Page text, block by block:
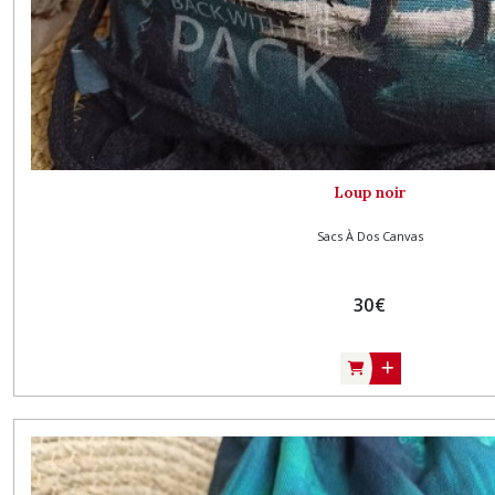
Loup noir
Sacs À Dos Canvas
30€
Sacs
à
dos
(12)
Sacs
Sacs
cabas